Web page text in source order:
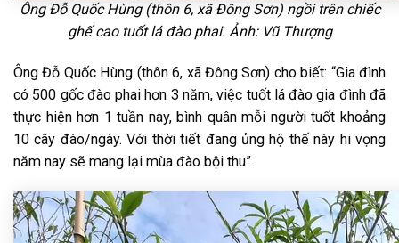
Ông Đỗ Quốc Hùng (thôn 6, xã Đông Sơn) ngồi trên chiếc
ghế cao tuốt lá đào phai. Ảnh: Vũ Thượng
Ông Đỗ Quốc Hùng (thôn 6, xã Đông Sơn) cho biết: “Gia đình
có 500 gốc đào phai hơn 3 năm, việc tuốt lá đào gia đình đã
thực hiện hơn 1 tuần nay, bình quân mỗi người tuốt khoảng
10 cây đào/ngày. Với thời tiết đang ủng hộ thế này hi vọng
năm nay sẽ mang lại mùa đào bội thu”.